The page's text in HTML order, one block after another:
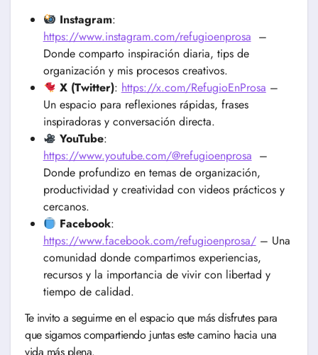
Instagram:
https://www.instagram.com/refugioenprosa –
Donde comparto inspiración diaria, tips de
organización y mis procesos creativos.
X (Twitter): https://x.com/RefugioEnProsa –
Un espacio para reflexiones rápidas, frases
inspiradoras y conversación directa.
YouTube:
https://www.youtube.com/@refugioenprosa –
Donde profundizo en temas de organización,
productividad y creatividad con videos prácticos y
cercanos.
Facebook:
https://www.facebook.com/refugioenprosa/– Una
comunidad donde compartimos experiencias,
recursos y la importancia de vivir con libertad y
tiempo de calidad.
Te invito a seguirme en el espacio que más disfrutes para
que sigamos compartiendo juntas este camino hacia una